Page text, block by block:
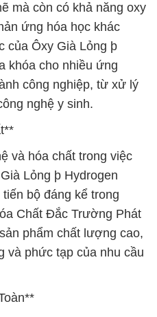
mà còn có khả năng oxy
ứng hóa học khác
của Ôxy Già Lỏng þ
khóa cho nhiều ứng
công nghiệp, từ xử lý
nghệ y sinh.
và hóa chất trong việc
Lỏng þ Hydrogen
bộ đáng kể trong
Chất Đắc Trường Phát
phẩm chất lượng cao,
và phức tạp của nhu cầu